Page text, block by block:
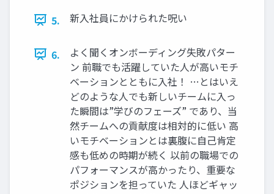
5.
新入社員にかけられた呪い
6.
よく聞くオンボーディング失敗パター
ン 前職でも活躍していた人が高いモチ
ベーションとともに入社！ …とはいえ
どのような人でも新しいチームに入っ
た瞬間は”学びのフェーズ” であり、当
然チームへの貢献度は相対的に低い 高
いモチベーションとは裏腹に自己肯定
感も低めの時期が続く 以前の職場での
パフォーマンスが高かったり、重要な
ポジションを担っていた 人ほどギャッ